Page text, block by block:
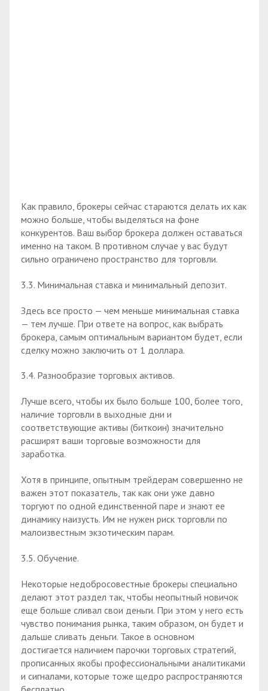
Как правило, брокеры сейчас стараются делать их как
можно больше, чтобы выделяться на фоне
конкурентов. Ваш выбор брокера должен оставаться
именно на таком. В противном случае у вас будут
сильно ограничено пространство для торговли.
3.3. Минимальная ставка и минимальный депозит.
Здесь все просто — чем меньше минимальная ставка
— тем лучше. При ответе на вопрос, как выбрать
брокера, самым оптимальным вариантом будет, если
сделку можно заключить от 1 доллара.
3.4. Разнообразие торговых активов.
Лучше всего, чтобы их было больше 100, более того,
наличие торговли в выходные дни и
соответствующие активы (биткоин) значительно
расширят ваши торговые возможности для
заработка.
Хотя в принципе, опытным трейдерам совершенно не
важен этот показатель, так как они уже давно
торгуют по одной единственной паре и знают ее
динамику наизусть. Им не нужен риск торговли по
малоизвестным экзотическим парам.
3.5. Обучение.
Некоторые недобросовестные брокеры специально
делают этот раздел так, чтобы неопытный новичок
еще больше сливал свои деньги. При этом у него есть
чувство понимания рынка, таким образом, он будет и
дальше сливать деньги. Такое в основном
достигается наличием парочки торговых стратегий,
прописанных якобы профессиональными аналитиками
и сигналами, которые тоже щедро распространяются